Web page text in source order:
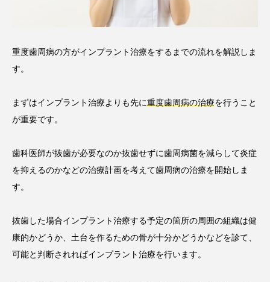
重度歯周病の方がインプラント治療をするまでの流れを解説しま
す。
まずはインプラント治療よりも先に重度歯周病の治療を行うこと
が重要です。
歯科医師が抜歯が必要なのか抜歯せずに歯周病菌を減らして炎症
を抑えるのかなどの治療計画を考えて歯周病の治療を開始しま
す。
抜歯した場合インプラント治療する予定の箇所の周囲の組織は健
康的かどうか、土台を作るための骨が十分かどうかなどを診て、
可能と判断されればインプラント治療を行います。